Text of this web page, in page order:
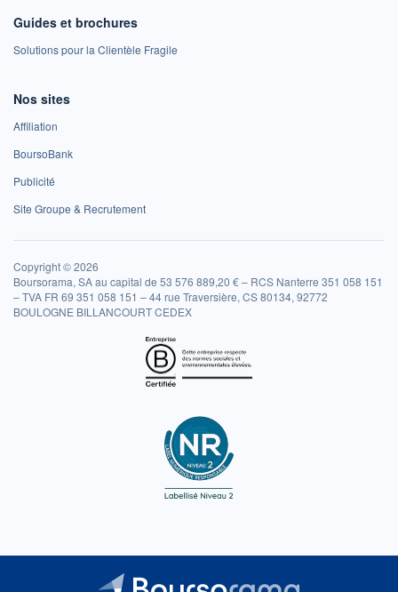
Guides et brochures
Solutions pour la Clientèle Fragile
Nos sites
Affiliation
BoursoBank
Publicité
Site Groupe & Recrutement
Copyright © 2026
Boursorama, SA au capital de 53 576 889,20 € – RCS Nanterre 351 058 151
– TVA FR 69 351 058 151 – 44 rue Traversière, CS 80134, 92772
BOULOGNE BILLANCOURT CEDEX